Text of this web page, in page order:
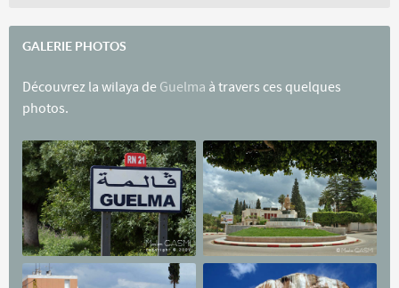
GALERIE PHOTOS
Découvrez la wilaya de Guelma à travers ces quelques
photos.